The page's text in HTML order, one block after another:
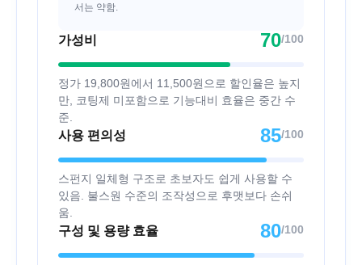
서는 약함.
가성비 70/100
정가 19,800원에서 11,500원으로 할인율은 높지
만, 코팅제 미포함으로 기능대비 효율은 중간 수
준.
사용 편의성 85/100
스펀지 일체형 구조로 초보자도 쉽게 사용할 수
있음. 불스원 수준의 조작성으로 후맷보다 손쉬
움.
구성 및 용량 효율 80/100